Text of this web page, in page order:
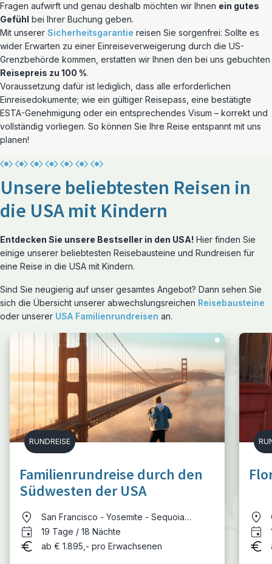
Fragen aufwirft und genau deshalb möchten wir Ihnen ein gutes
Gefühl bei Ihrer Buchung geben.
Mit unserer Sicherheitsgarantie reisen Sie sorgenfrei: Sollte es
wider Erwarten zu einer Einreiseverweigerung durch die US-
Grenzbehörde kommen, erstatten wir Ihnen den bei uns gebuchten
Reisepreis zu 100 %.
Voraussetzung dafür ist lediglich, dass alle erforderlichen
Einreisedokumente; wie ein gültiger Reisepass, eine bestätigte
ESTA-Genehmigung oder ein entsprechendes Visum – korrekt und
vollständig vorliegen. So können Sie Ihre Reise entspannt mit uns
planen!
Unsere beliebtesten Reisen in
die USA mit Kindern
Entdecken Sie unsere Bestseller in den USA! Hier finden Sie
einige unserer beliebtesten Reisebausteine und Rundreisen für
eine Reise in die USA mit Kindern.
Sind Sie neugierig auf unser gesamtes Angebot? Dann sehen Sie
sich die Übersicht unserer abwechslungsreichen Reisebausteine
oder unserer USA Familienrundreisen an.
RUNDREISE
Familienrundreise durch den
Südwesten der USA
San Francisco - Yosemite - Sequoia
Nationalpark - Death Valley - Las Vegas -
Zion - Grand Canyon - Kingman - Palm
19 Tage / 18 Nächte
ab € 1.895,- pro Erwachsenen